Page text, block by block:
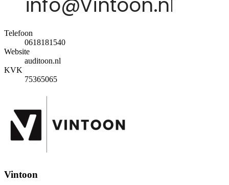
Telefoon
0618181540
Website
auditoon.nl
KVK
75365065
Vintoon